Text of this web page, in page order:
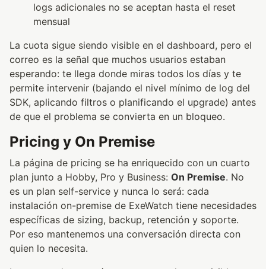
logs adicionales no se aceptan hasta el reset
mensual
La cuota sigue siendo visible en el dashboard, pero el
correo es la señal que muchos usuarios estaban
esperando: te llega donde miras todos los días y te
permite intervenir (bajando el nivel mínimo de log del
SDK, aplicando filtros o planificando el upgrade) antes
de que el problema se convierta en un bloqueo.
Pricing y On Premise
La página de pricing se ha enriquecido con un cuarto
plan junto a Hobby, Pro y Business: On Premise. No
es un plan self-service y nunca lo será: cada
instalación on-premise de ExeWatch tiene necesidades
específicas de sizing, backup, retención y soporte.
Por eso mantenemos una conversación directa con
quien lo necesita.